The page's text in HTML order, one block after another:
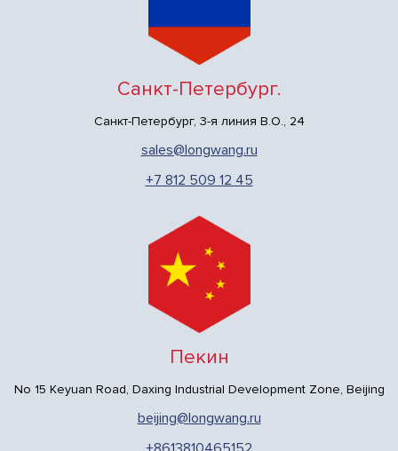
Санкт-Петербург.
Санкт-Петербург, 3-я линия В.О., 24
sales@longwang.ru
+7 812 509 12 45
Пекин
No 15 Keyuan Road, Daxing Industrial Development Zone, Beijing
beijing@longwang.ru